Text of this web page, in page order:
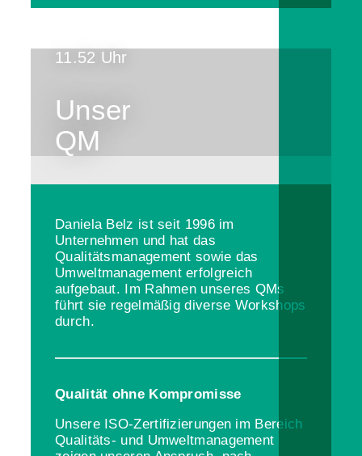
11.52 Uhr
Unser
QM
Daniela Belz ist seit 1996 im
Unternehmen und hat das
Qualitätsmanagement sowie das
Umweltmanagement erfolgreich
aufgebaut. Im Rahmen unseres QMs
führt sie regelmäßig diverse Workshops
durch.
Qualität ohne Kompromisse
Unsere ISO-Zertifizierungen im Bereich
Qualitäts- und Umweltmanagement